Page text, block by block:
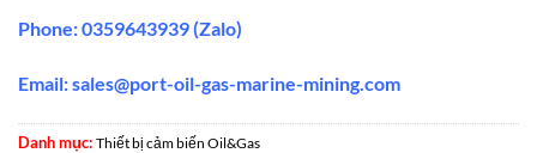
Phone: 0359643939 (Zalo)
Email:sales@port-oil-gas-marine-mining.com
Danh mục: Thiết bị cảm biến Oil&Gas